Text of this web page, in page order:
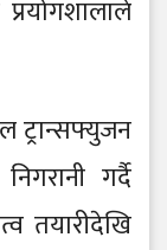
ट्रान्सफ्युजन
गर्दै
तयारीदेखि